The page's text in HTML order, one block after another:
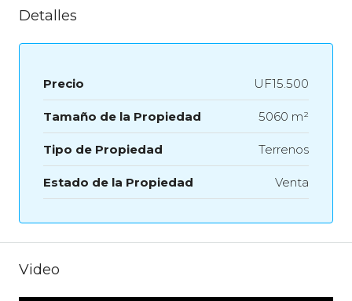
Detalles
Precio UF15.500
Tamaño de la Propiedad 5060 m²
Tipo de Propiedad Terrenos
Estado de la Propiedad Venta
Video